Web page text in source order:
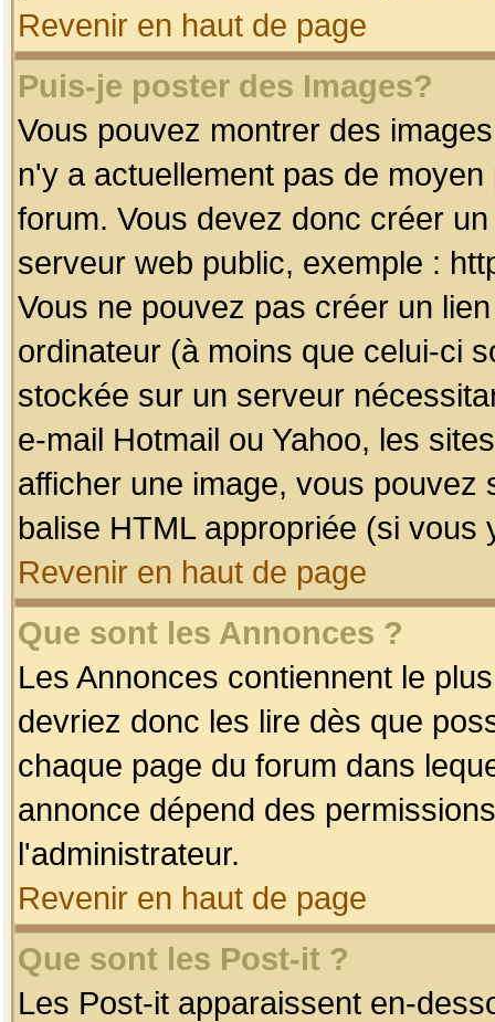
Revenir en haut de page
Puis-je poster des Images?
Vous pouvez montrer des
n'y a actuellement pas de
forum. Vous devez donc créer
serveur web public, exemple :
Vous ne pouvez pas créer un
ordinateur (à moins que celui-ci
stockée sur un serveur
e-mail Hotmail ou Yahoo, les
afficher une image, vous pouvez
balise HTML appropriée (si vous
Revenir en haut de page
Que sont les Annonces ?
Les Annonces contiennent le
devriez donc les lire dès que
chaque page du forum dans
annonce dépend des
l'administrateur.
Revenir en haut de page
Que sont les Post-it ?
Les Post-it apparaissent en-